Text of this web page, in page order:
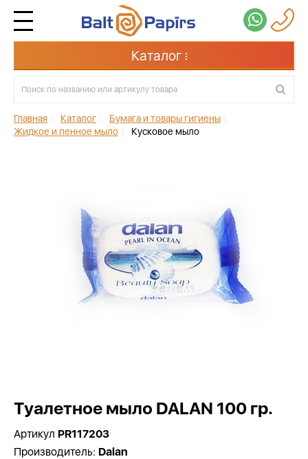
Каталог
Главная Каталог Бумага и товары гигиены
Жидкое и пенное мыло
Кусковое мыло
Туалетное мыло DALAN 100 гр.
Артикул PR117203
Производитель: Dalan